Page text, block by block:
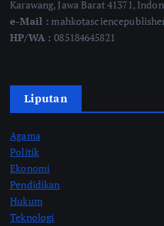
Karawang, Jawa Barat 41371,
e-Mail :
HP/WA :085184645821
Liputan
Agama
Politik
Ekonomi
Pendidikan
Hukum
Teknologi